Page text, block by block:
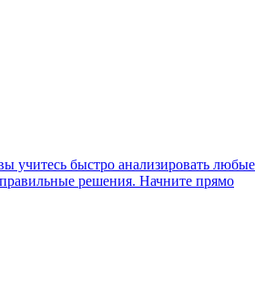
учитесь быстро анализировать любые
решения. Начните прямо